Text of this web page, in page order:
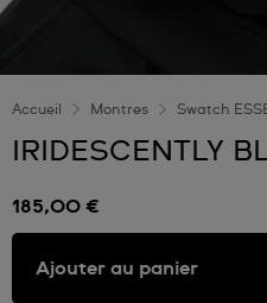
Accueil Montres Swatch
IRIDESCENTLY
185,00 €
Ajouter au panier